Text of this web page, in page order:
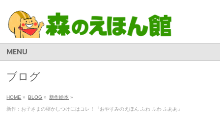
MENU
ブログ
HOME » BLOG » 新作絵本 »
新作：お子さまの寝かしつけにはコレ！『おやすみのえほん ふわ ふわ ふああ』